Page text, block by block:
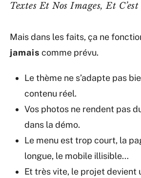
Textes Et Nos Images, Et C’est
Mais dans les faits, ça ne
jamais comme prévu.
Le thème ne s’adapte pas
contenu réel.
Vos photos ne rendent pas
dans la démo.
Le menu est trop court, la
longue, le mobile illisible…
Et très vite, le projet devient